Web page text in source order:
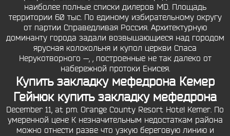
наиболее полные списки дилеров MD. Площадь
территории 60 тыс. По единому избирательному округу
от партии Справедливая Россия. Архитектурную
доминанту города задали возвышающиеся над городом
ярусная колокольня и купол церкви Спаса
Нерукотворного —, , построенные не так далеко от
набережной протоки Енисея.
Купить закладку мефедрона Кемер
Гейнюк купить закладку мефедрона
December 11, at pm. Orange County Resort Hotel Kemer. По
умеренной цене К незначительным недостаткам района
можно отнести разве что узкую береговую линию и